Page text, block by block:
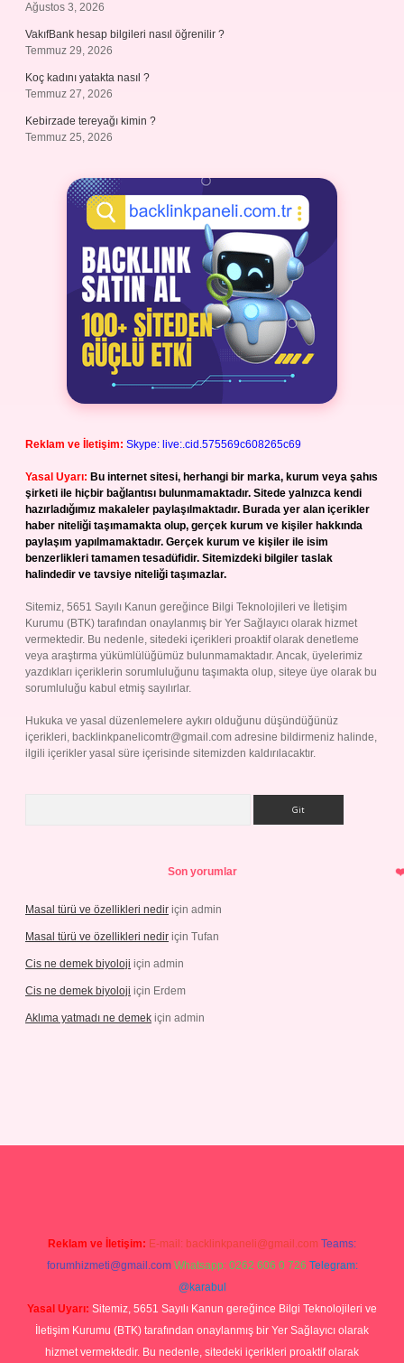
Ağustos 3, 2026
VakıfBank hesap bilgileri nasıl öğrenilir ?
Temmuz 29, 2026
Koç kadını yatakta nasıl ?
Temmuz 27, 2026
Kebirzade tereyağı kimin ?
Temmuz 25, 2026
Reklam ve İletişim: Skype: live:.cid.575569c608265c69
Yasal Uyarı: Bu internet sitesi, herhangi bir marka, kurum veya şahıs
şirketi ile hiçbir bağlantısı bulunmamaktadır. Sitede yalnızca kendi
hazırladığımız makaleler paylaşılmaktadır. Burada yer alan içerikler
haber niteliği taşımamakta olup, gerçek kurum ve kişiler hakkında
paylaşım yapılmamaktadır. Gerçek kurum ve kişiler ile isim
benzerlikleri tamamen tesadüfidir. Sitemizdeki bilgiler taslak
halindedir ve tavsiye niteliği taşımazlar.
Sitemiz, 5651 Sayılı Kanun gereğince Bilgi Teknolojileri ve İletişim
Kurumu (BTK) tarafından onaylanmış bir Yer Sağlayıcı olarak hizmet
vermektedir. Bu nedenle, sitedeki içerikleri proaktif olarak denetleme
veya araştırma yükümlülüğümüz bulunmamaktadır. Ancak, üyelerimiz
yazdıkları içeriklerin sorumluluğunu taşımakta olup, siteye üye olarak bu
sorumluluğu kabul etmiş sayılırlar.
Hukuka ve yasal düzenlemelere aykırı olduğunu düşündüğünüz
içerikleri, backlinkpanelicomtr@gmail.com adresine bildirmeniz halinde,
ilgili içerikler yasal süre içerisinde sitemizden kaldırılacaktır.
Son yorumlar
Masal türü ve özellikleri nedir için admin
Masal türü ve özellikleri nedir için Tufan
Cis ne demek biyoloji için admin
Cis ne demek biyoloji için Erdem
Aklıma yatmadı ne demek için admin
Reklam ve İletişim: E-mail: backlinkpaneli@gmail.com Teams:
forumhizmeti@gmail.com Whatsapp: 0262 606 0 726 Telegram:
@karabul
Yasal Uyarı: Sitemiz, 5651 Sayılı Kanun gereğince Bilgi Teknolojileri ve
İletişim Kurumu (BTK) tarafından onaylanmış bir Yer Sağlayıcı olarak
hizmet vermektedir. Bu nedenle, sitedeki içerikleri proaktif olarak